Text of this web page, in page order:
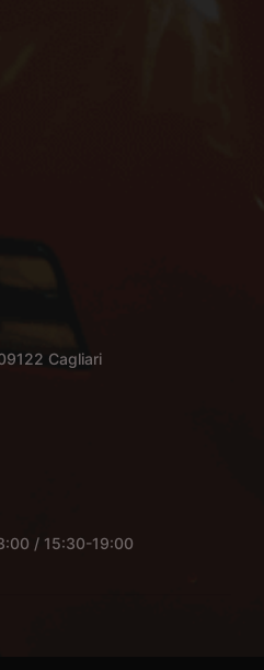
Cagliari
/ 15:30-19:00